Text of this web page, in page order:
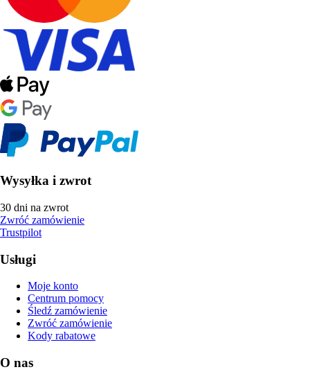
Wysyłka i zwrot
30 dni na zwrot
Zwróć zamówienie
Trustpilot
Usługi
Moje konto
Centrum pomocy
Śledź zamówienie
Zwróć zamówienie
Kody rabatowe
O nas